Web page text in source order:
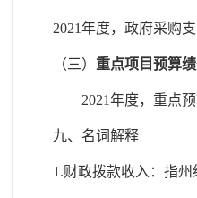
2021年度，政府采购
（三） 重点项目预算
2021年度，重点
九、名词解释
1.财政拨款收入：指州